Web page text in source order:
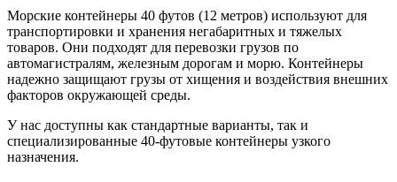
Морские контейнеры 40 футов (12 метров) используют для
транспортировки и хранения негабаритных и тяжелых
товаров. Они подходят для перевозки грузов по
автомагистралям, железным дорогам и морю. Контейнеры
надежно защищают грузы от хищения и воздействия внешних
факторов окружающей среды.
У нас доступны как стандартные варианты, так и
специализированные 40-футовые контейнеры узкого
назначения.